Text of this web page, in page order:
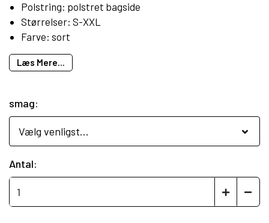
Polstring: polstret bagside
Størrelser: S-XXL
Farve: sort
Læs Mere...
smag:
Antal: